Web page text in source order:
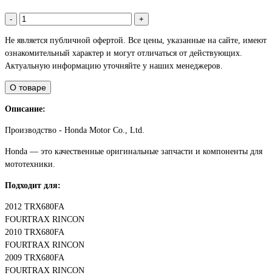
- +
Не является публичной офертой. Все цены, указанные на сайте, имеют
ознакомительный характер и могут отличаться от действующих.
Актуальную информацию уточняйте у наших менеджеров.
О товаре
Описание:
Производство - Honda Motor Co., Ltd.
Honda — это качественные оригинальные запчасти и компоненты для
мототехники.
Подходит для:
2012 TRX680FA
FOURTRAX RINCON
2010 TRX680FA
FOURTRAX RINCON
2009 TRX680FA
FOURTRAX RINCON